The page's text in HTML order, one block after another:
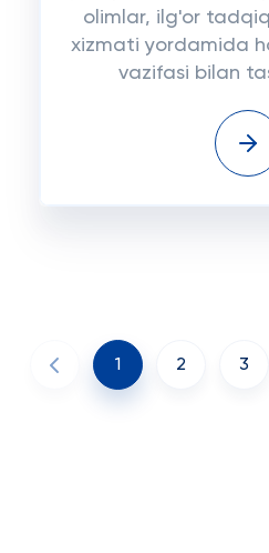
olimlar, ilg'or
xizmati yordamida
vazifasi bilan
1 2 3